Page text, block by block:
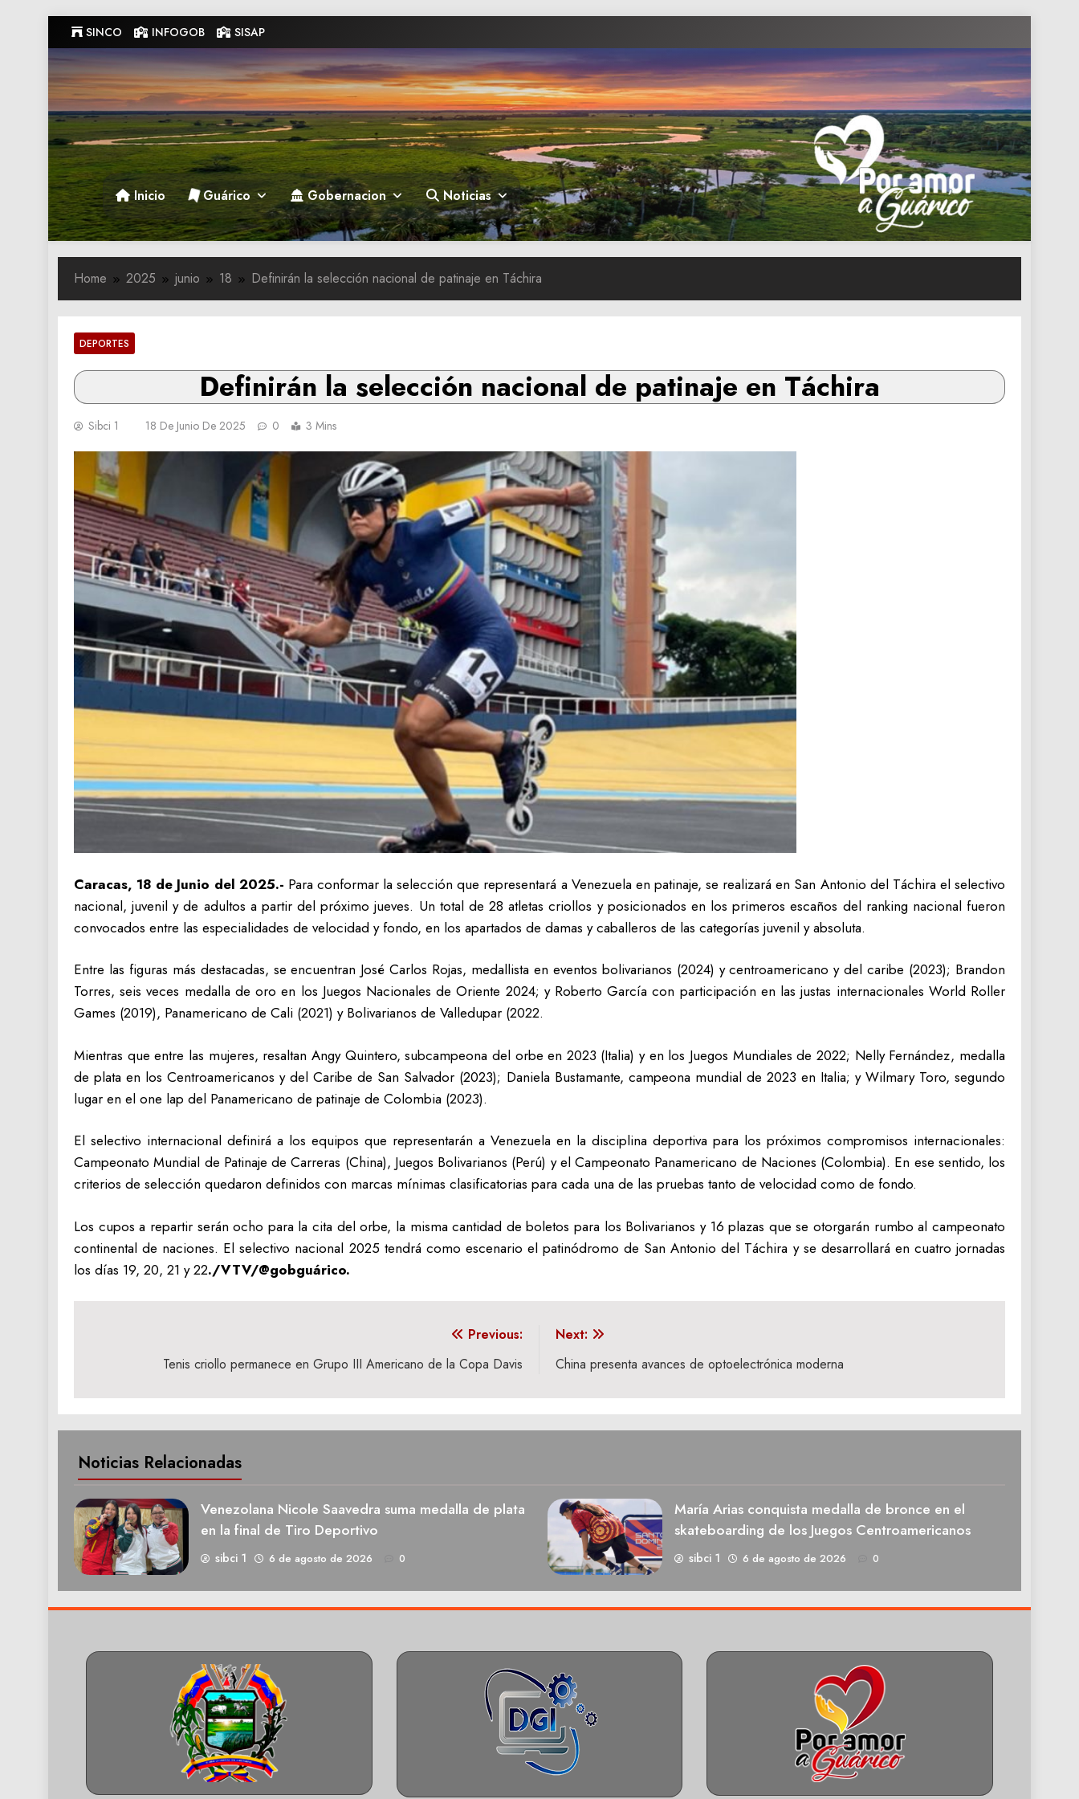
to
content
SINCO INFOGOB SISAP
Gobernacion de Guarico
Gobernacion de Guarico
Inicio Guárico Gobernacion Noticias
Home 2025 junio 18 Definirán la selección nacional de patinaje en Táchira
DEPORTES
Definirán la selección nacional de patinaje en Táchira
Sibci 1 18 De Junio De 2025 0 3 Mins
Caracas, 18 de Junio del 2025.- Para conformar la selección que representará a Venezuela en patinaje, se realizará en San Antonio del Táchira el selectivo
nacional, juvenil y de adultos a partir del próximo jueves. Un total de 28 atletas criollos y posicionados en los primeros escaños del ranking nacional fueron
convocados entre las especialidades de velocidad y fondo, en los apartados de damas y caballeros de las categorías juvenil y absoluta.
Entre las figuras más destacadas, se encuentran José Carlos Rojas, medallista en eventos bolivarianos (2024) y centroamericano y del caribe (2023); Brandon
Torres, seis veces medalla de oro en los Juegos Nacionales de Oriente 2024; y Roberto García con participación en las justas internacionales World Roller
Games (2019), Panamericano de Cali (2021) y Bolivarianos de Valledupar (2022.
Mientras que entre las mujeres, resaltan Angy Quintero, subcampeona del orbe en 2023 (Italia) y en los Juegos Mundiales de 2022; Nelly Fernández, medalla
de plata en los Centroamericanos y del Caribe de San Salvador (2023); Daniela Bustamante, campeona mundial de 2023 en Italia; y Wilmary Toro, segundo
lugar en el one lap del Panamericano de patinaje de Colombia (2023).
El selectivo internacional definirá a los equipos que representarán a Venezuela en la disciplina deportiva para los próximos compromisos internacionales:
Campeonato Mundial de Patinaje de Carreras (China), Juegos Bolivarianos (Perú) y el Campeonato Panamericano de Naciones (Colombia). En ese sentido, los
criterios de selección quedaron definidos con marcas mínimas clasificatorias para cada una de las pruebas tanto de velocidad como de fondo.
Los cupos a repartir serán ocho para la cita del orbe, la misma cantidad de boletos para los Bolivarianos y 16 plazas que se otorgarán rumbo al campeonato
continental de naciones. El selectivo nacional 2025 tendrá como escenario el patinódromo de San Antonio del Táchira y se desarrollará en cuatro jornadas
los días 19, 20, 21 y 22./VTV/@gobguárico.
entradas
Previous:
Tenis criollo permanece en Grupo III Americano de la Copa Davis
Next:
China presenta avances de optoelectrónica moderna
Noticias Relacionadas
Venezolana Nicole Saavedra suma medalla de plata
en la final de Tiro Deportivo
sibci 1 6 de agosto de 2026 0
María Arias conquista medalla de bronce en el
skateboarding de los Juegos Centroamericanos
sibci 1 6 de agosto de 2026 0